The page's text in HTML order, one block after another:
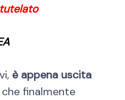
è appena uscita
finalmente